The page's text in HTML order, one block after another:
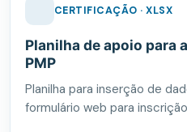
CERTIFICAÇÃO · XLSX
Planilha de apoio para
PMP
Planilha para inserção de
formulário web para